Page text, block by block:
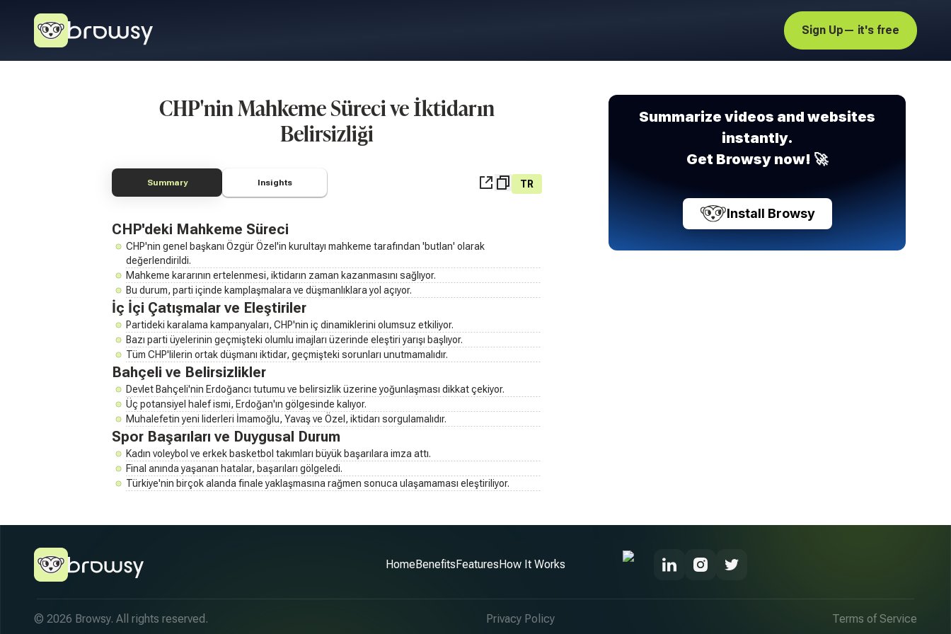
Sign Up— it's free
CHP'nin Mahkeme Süreci ve İktidarın
Belirsizliği
Summary Insights TR
CHP'deki Mahkeme Süreci
CHP'nin genel başkanı Özgür Özel'in kurultayı mahkeme tarafından 'butlan' olarak
değerlendirildi.
Mahkeme kararının ertelenmesi, iktidarın zaman kazanmasını sağlıyor.
Bu durum, parti içinde kamplaşmalara ve düşmanlıklara yol açıyor.
İç İçi Çatışmalar ve Eleştiriler
Partideki karalama kampanyaları, CHP'nin iç dinamiklerini olumsuz etkiliyor.
Bazı parti üyelerinin geçmişteki olumlu imajları üzerinde eleştiri yarışı başlıyor.
Tüm CHP'lilerin ortak düşmanı iktidar, geçmişteki sorunları unutmamalıdır.
Bahçeli ve Belirsizlikler
Devlet Bahçeli'nin Erdoğancı tutumu ve belirsizlik üzerine yoğunlaşması dikkat çekiyor.
Üç potansiyel halef ismi, Erdoğan'ın gölgesinde kalıyor.
Muhalefetin yeni liderleri İmamoğlu, Yavaş ve Özel, iktidarı sorgulamalıdır.
Spor Başarıları ve Duygusal Durum
Kadın voleybol ve erkek basketbol takımları büyük başarılara imza attı.
Final anında yaşanan hatalar, başarıları gölgeledi.
Türkiye'nin birçok alanda finale yaklaşmasına rağmen sonuca ulaşamaması eleştiriliyor.
Summarize videos and websites
instantly.
Get Browsy now! 🚀
Install Browsy
HomeBenefitsFeaturesHow It Works
© 2026 Browsy. All rights reserved. Privacy Policy Terms of Service